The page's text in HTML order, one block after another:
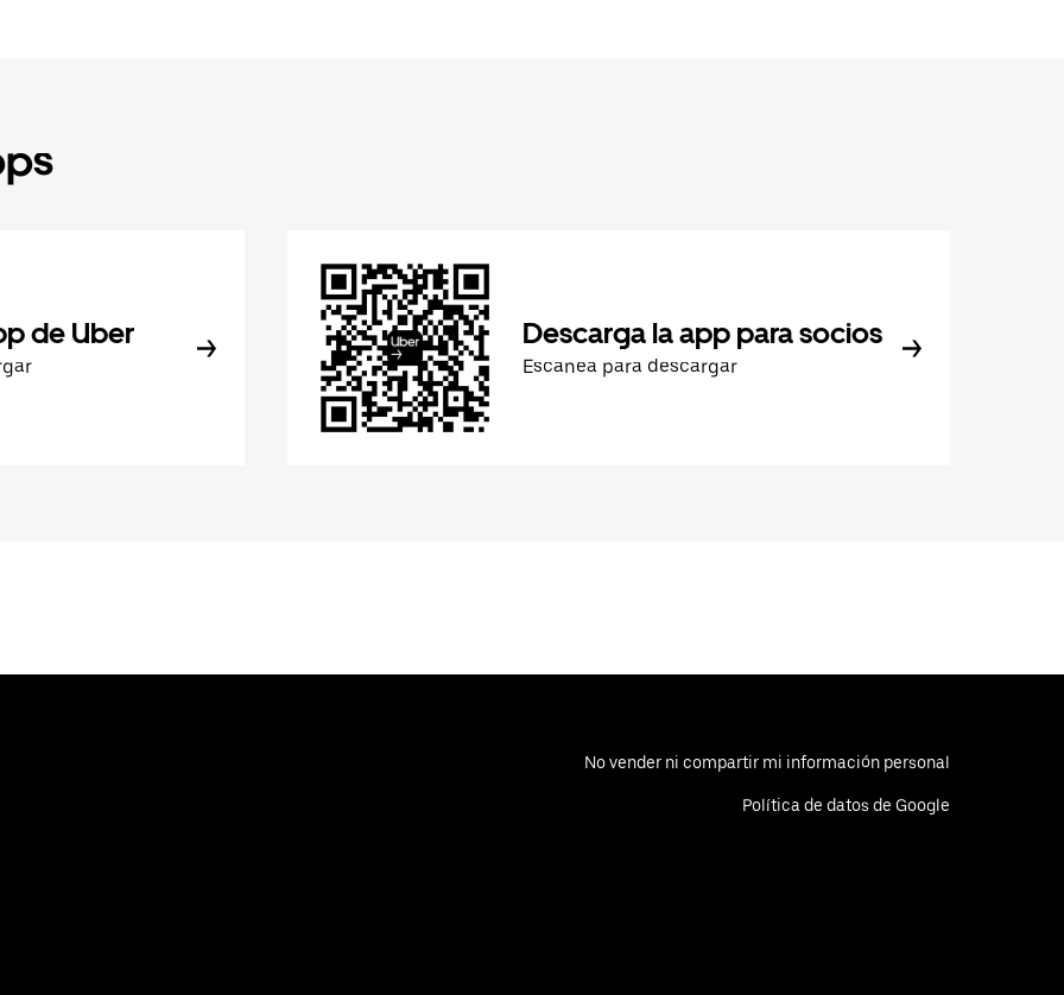
de Uber Descarga la app para socios
Escanea para descargar
No vender ni compartir mi información personal
Política de datos de Google